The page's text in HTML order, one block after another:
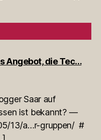
Angebot, die Tec…
Saar auf
ist bekannt? —
13/a…r-gruppen/ #